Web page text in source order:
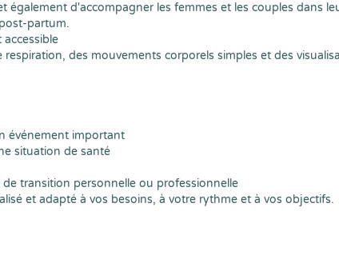
également d'accompagner les femmes et les couples dans
partum.
respiration, des mouvements corporels simples et des
événement important
situation de santé
transition personnelle ou professionnelle
et adapté à vos besoins, à votre rythme et à vos objectifs.